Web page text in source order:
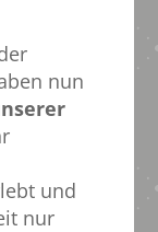
nun
und
nur